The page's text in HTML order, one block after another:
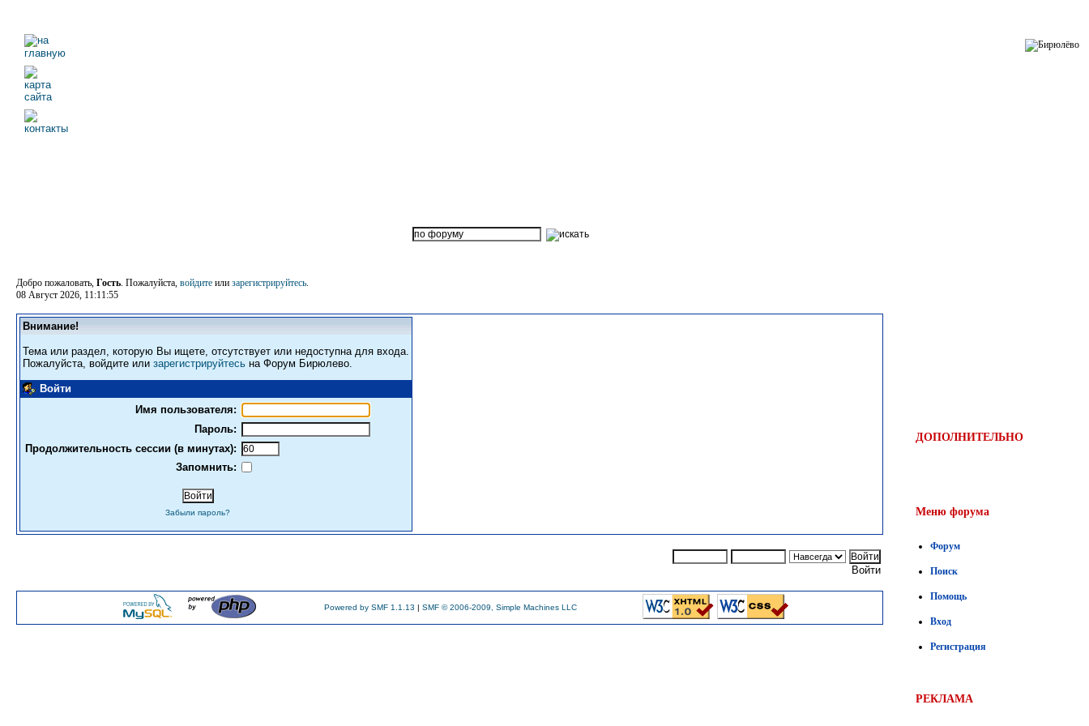
Добро пожаловать, Гость. Пожалуйста, войдите или зарегистрируйтесь.
08 Август 2026, 11:11:55
Внимание!
Тема или раздел, которую Вы ищете, отсутствует или недоступна для входа.
Пожалуйста, войдите или зарегистрируйтесь на Форум Бирюлево.
Войти
Имя пользователя:
Пароль:
Продолжительность сессии (в минутах):
Запомнить:
Забыли пароль?
Войти
Powered by SMF 1.1.13 | SMF © 2006-2009, Simple Machines LLC
ДОПОЛНИТЕЛЬНО
Меню форума
Форум
Поиск
Помощь
Вход
Регистрация
РЕКЛАМА